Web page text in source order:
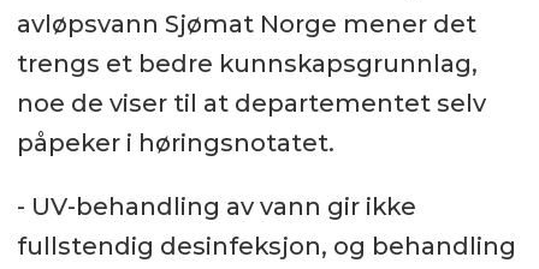
avløpsvann Sjømat Norge mener det
trengs et bedre kunnskapsgrunnlag,
noe de viser til at departementet selv
påpeker i høringsnotatet.
- UV-behandling av vann gir ikke
fullstendig desinfeksjon, og behandling